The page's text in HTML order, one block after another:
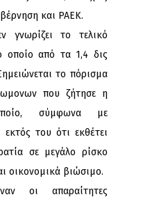
και ΡΑΕΚ.
γνωρίζει το τελικό
οποίο από τα 1,4 δις
το πόρισμα
που ζήτησε η
σύμφωνα με
του ότι εκθέτει
σε μεγάλο ρίσκο
οικονομικά βιώσιμο.
οι απαραίτητες